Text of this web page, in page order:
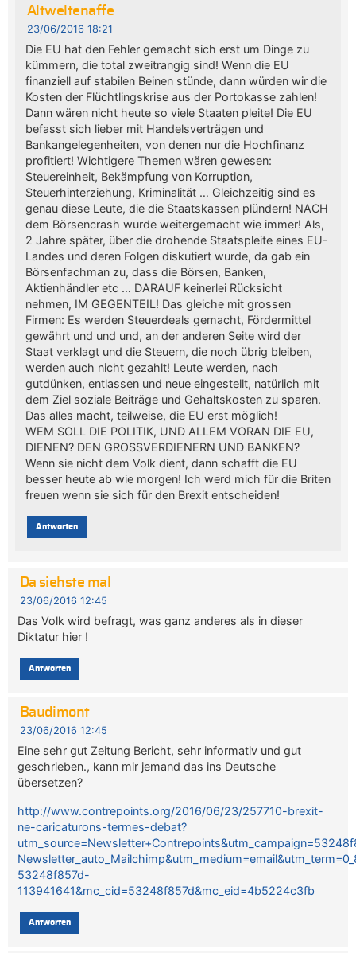
Altweltenaffe
23/06/2016 18:21
Die EU hat den Fehler gemacht sich erst um Dinge zu
kümmern, die total zweitrangig sind! Wenn die EU
finanziell auf stabilen Beinen stünde, dann würden wir die
Kosten der Flüchtlingskrise aus der Portokasse zahlen!
Dann wären nicht heute so viele Staaten pleite! Die EU
befasst sich lieber mit Handelsverträgen und
Bankangelegenheiten, von denen nur die Hochfinanz
profitiert! Wichtigere Themen wären gewesen:
Steuereinheit, Bekämpfung von Korruption,
Steuerhinterziehung, Kriminalität … Gleichzeitig sind es
genau diese Leute, die die Staatskassen plündern! NACH
dem Börsencrash wurde weitergemacht wie immer! Als,
2 Jahre später, über die drohende Staatspleite eines EU-
Landes und deren Folgen diskutiert wurde, da gab ein
Börsenfachman zu, dass die Börsen, Banken,
Aktienhändler etc … DARAUF keinerlei Rücksicht
nehmen, IM GEGENTEIL! Das gleiche mit grossen
Firmen: Es werden Steuerdeals gemacht, Fördermittel
gewährt und und und, an der anderen Seite wird der
Staat verklagt und die Steuern, die noch übrig bleiben,
werden auch nicht gezahlt! Leute werden, nach
gutdünken, entlassen und neue eingestellt, natürlich mit
dem Ziel soziale Beiträge und Gehaltskosten zu sparen.
Das alles macht, teilweise, die EU erst möglich!
WEM SOLL DIE POLITIK, UND ALLEM VORAN DIE EU,
DIENEN? DEN GROSSVERDIENERN UND BANKEN?
Wenn sie nicht dem Volk dient, dann schafft die EU
besser heute ab wie morgen! Ich werd mich für die Briten
freuen wenn sie sich für den Brexit entscheiden!
Antworten
Da siehste mal
23/06/2016 12:45
Das Volk wird befragt, was ganz anderes als in dieser
Diktatur hier !
Antworten
Baudimont
23/06/2016 12:45
Eine sehr gut Zeitung Bericht, sehr informativ und gut
geschrieben., kann mir jemand das ins Deutsche
übersetzen?
http://www.contrepoints.org/2016/06/23/257710-brexit-
ne-caricaturons-termes-debat?
53248f857d-
113941641&mc_cid=53248f857d&mc_eid=4b5224c3fb
Antworten